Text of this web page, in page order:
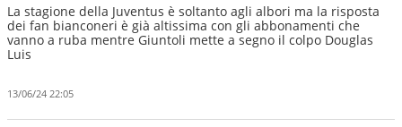
La stagione della Juventus è soltanto agli albori ma la risposta
dei fan bianconeri è già altissima con gli abbonamenti che
vanno a ruba mentre Giuntoli mette a segno il colpo Douglas
Luis
13/06/24 22:05